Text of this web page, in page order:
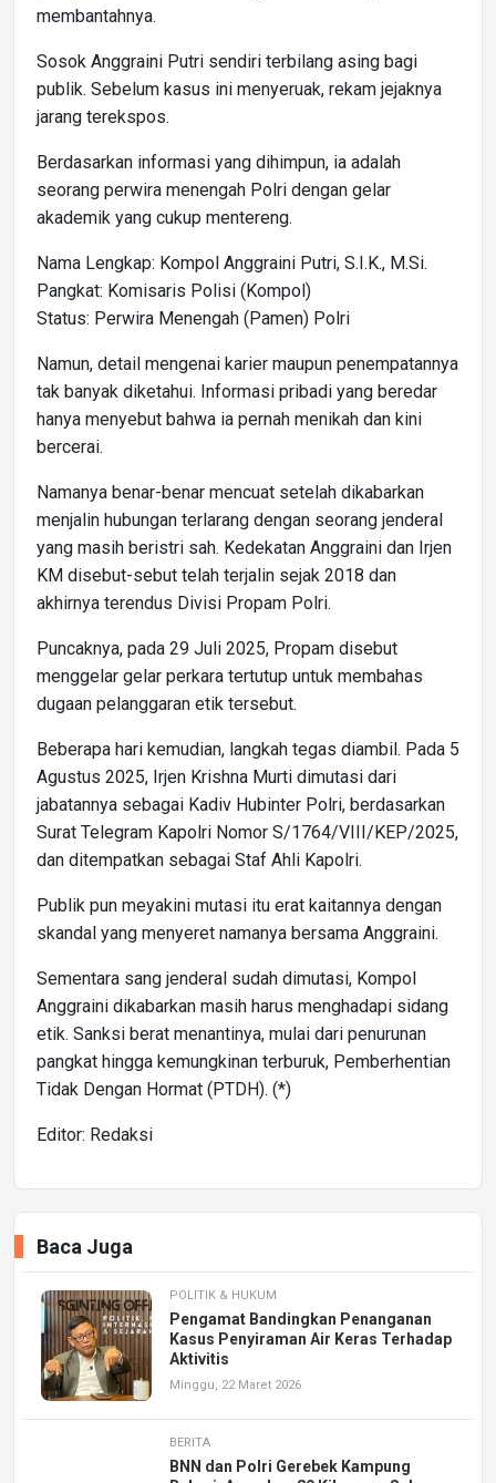
membantahnya.
Sosok Anggraini Putri sendiri terbilang asing bagi
publik. Sebelum kasus ini menyeruak, rekam jejaknya
jarang terekspos.
Berdasarkan informasi yang dihimpun, ia adalah
seorang perwira menengah Polri dengan gelar
akademik yang cukup mentereng.
Nama Lengkap: Kompol Anggraini Putri, S.I.K., M.Si.
Pangkat: Komisaris Polisi (Kompol)
Status: Perwira Menengah (Pamen) Polri
Namun, detail mengenai karier maupun penempatannya
tak banyak diketahui. Informasi pribadi yang beredar
hanya menyebut bahwa ia pernah menikah dan kini
bercerai.
Namanya benar-benar mencuat setelah dikabarkan
menjalin hubungan terlarang dengan seorang jenderal
yang masih beristri sah. Kedekatan Anggraini dan Irjen
KM disebut-sebut telah terjalin sejak 2018 dan
akhirnya terendus Divisi Propam Polri.
Puncaknya, pada 29 Juli 2025, Propam disebut
menggelar gelar perkara tertutup untuk membahas
dugaan pelanggaran etik tersebut.
Beberapa hari kemudian, langkah tegas diambil. Pada 5
Agustus 2025, Irjen Krishna Murti dimutasi dari
jabatannya sebagai Kadiv Hubinter Polri, berdasarkan
Surat Telegram Kapolri Nomor S/1764/VIII/KEP/2025,
dan ditempatkan sebagai Staf Ahli Kapolri.
Publik pun meyakini mutasi itu erat kaitannya dengan
skandal yang menyeret namanya bersama Anggraini.
Sementara sang jenderal sudah dimutasi, Kompol
Anggraini dikabarkan masih harus menghadapi sidang
etik. Sanksi berat menantinya, mulai dari penurunan
pangkat hingga kemungkinan terburuk, Pemberhentian
Tidak Dengan Hormat (PTDH). (*)
Editor: Redaksi
Baca Juga
POLITIK & HUKUM
Pengamat Bandingkan Penanganan
Kasus Penyiraman Air Keras Terhadap
Aktivitis
Minggu, 22 Maret 2026
BERITA
BNN dan Polri Gerebek Kampung